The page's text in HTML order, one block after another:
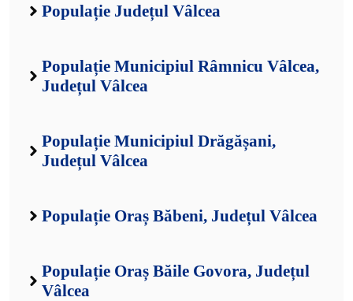
Populație Județul Vâlcea
Populație Municipiul Râmnicu Vâlcea,
Județul Vâlcea
Populație Municipiul Drăgășani,
Județul Vâlcea
Populație Oraș Băbeni, Județul Vâlcea
Populație Oraș Băile Govora, Județul
Vâlcea